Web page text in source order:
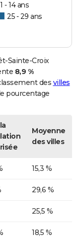
- 14 ans
25 - 29 ans
Sainte-Croix
8,9 %
des villes
pourcentage
Moyenne
des villes
15,3 %
29,6 %
25,5 %
18,5 %